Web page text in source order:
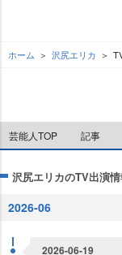
ホーム 沢尻エリカ
芸能人TOP 記事
沢尻エリカのTV出演
2026-06
2026-06-19